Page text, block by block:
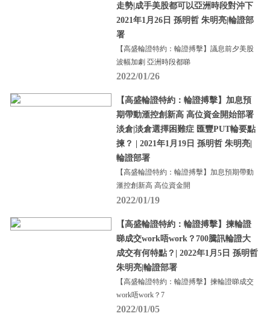
走勢|成手美股都可以亞洲時段對沖下
2021年1月26日 孫明哲 朱明亮|輪證部
署
【高盛輪證特約：輪證搏擊】議息前夕美股
波幅加劇 亞洲時段都睇
2022/01/26
【高盛輪證特約：輪證搏擊】加息預
期帶動滙控創新高 高位資金開始部署
淡倉|淡倉選擇困難症 匯豐PUT輪要點
揀？ | 2021年1月19日 孫明哲 朱明亮|
輪證部署
【高盛輪證特約：輪證搏擊】加息預期帶動
滙控創新高 高位資金開
2022/01/19
【高盛輪證特約：輪證搏擊】揀輪證
睇成交work唔work？700騰訊輪證大
成交有何特點？| 2022年1月5日 孫明哲
朱明亮|輪證部署
【高盛輪證特約：輪證搏擊】揀輪證睇成交
work唔work？7
2022/01/05